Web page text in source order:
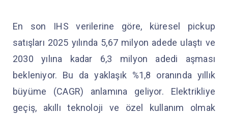
En son IHS verilerine göre, küresel pickup
satışları 2025 yılında 5,67 milyon adede ulaştı ve
2030 yılına kadar 6,3 milyon adedi aşması
bekleniyor. Bu da yaklaşık %1,8 oranında yıllık
büyüme (CAGR) anlamına geliyor. Elektrikliye
geçiş, akıllı teknoloji ve özel kullanım olmak